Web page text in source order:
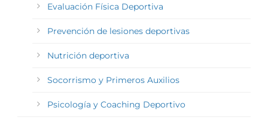
Evaluación Física Deportiva
Prevención de lesiones deportivas
Nutrición deportiva
Socorrismo y Primeros Auxilios
Psicología y Coaching Deportivo